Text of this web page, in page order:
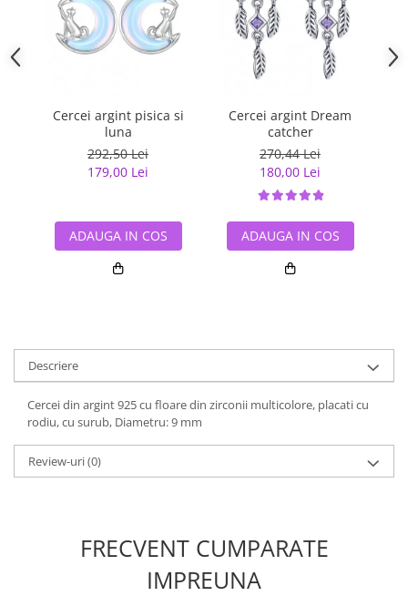
Cercei argint pisica si
luna
292,50 Lei
179,00 Lei
ADAUGA IN COS
Cercei argint Dream
catcher
270,44 Lei
180,00 Lei
ADAUGA IN COS
Descriere
Cercei din argint 925 cu floare din zirconii multicolore, placati cu
rodiu, cu surub, Diametru: 9 mm
Review-uri(0)
FRECVENT CUMPARATE
IMPREUNA